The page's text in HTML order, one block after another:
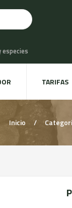
especies
y Setas
TARIFAS
Inicio /